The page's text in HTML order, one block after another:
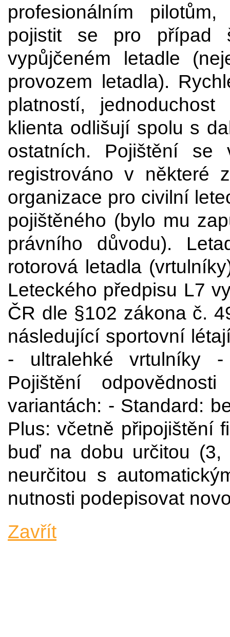
profesionálním
pojistit se pro případ
vypůjčeném letadle
provozem letadla).
platností,
klienta odlišují spolu s
ostatních. Pojištění
registrováno v některé
organizace pro civilní
pojištěného (bylo mu
právního důvodu).
rotorová letadla
Leteckého předpisu L7
ČR dle §102 zákona č.
následující sportovní
- ultralehké vrtulníky -
Pojištění
variantách: - Standard:
Plus: včetně připojištění
buď na dobu určitou
neurčitou s
nutnosti podepisovat
Zavřít